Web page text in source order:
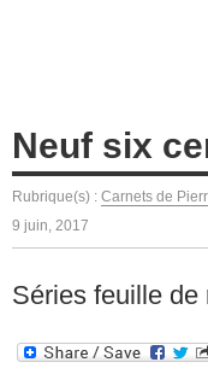
Neuf six
Rubrique(s) : Carnets de
9 juin, 2017
Séries feuille de